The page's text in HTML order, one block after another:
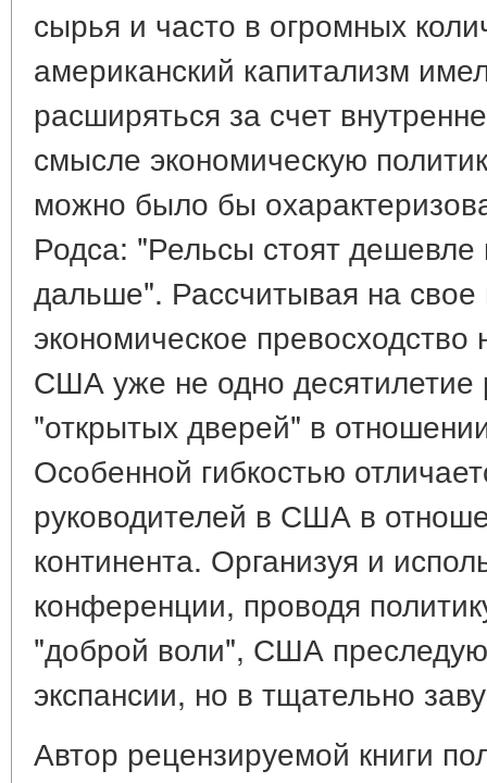
сырья и часто в огромных
американский капитализм
расширяться за счет
смысле экономическую
можно было бы
Родса: "Рельсы стоят дешевле
дальше". Рассчитывая на
экономическое
США уже не одно десятилетие
"открытых дверей" в
Особенной гибкостью
руководителей в США в
континента. Организуя и
конференции, проводя
"доброй воли", США
экспансии, но в тщательно
Автор рецензируемой книги